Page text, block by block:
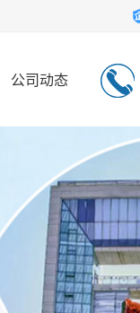
公司动态